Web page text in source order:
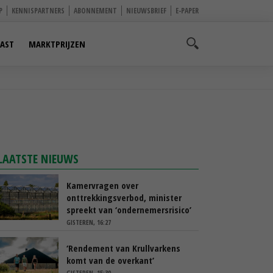
KENNISPARTNERS ABONNEMENT NIEUWSBRIEF E-PAPER
MARKTPRIJZEN
NIEUWS
Kamervragen over
onttrekkingsverbod, minister
spreekt van ‘ondernemersrisico’
GISTEREN, 16:27
‘Rendement van Krullvarkens
komt van de overkant’